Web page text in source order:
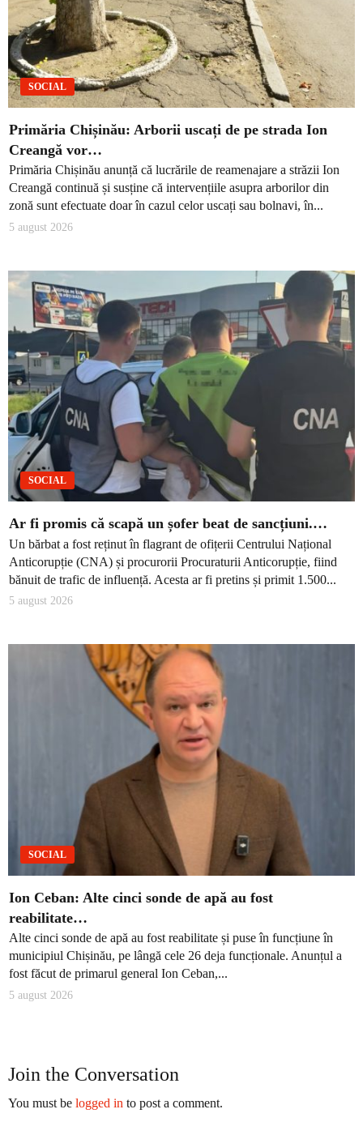
SOCIAL
Primăria Chișinău: Arborii uscați de pe strada Ion
Creangă vor…
Primăria Chișinău anunță că lucrările de reamenajare a străzii Ion
Creangă continuă și susține că intervențiile asupra arborilor din
zonă sunt efectuate doar în cazul celor uscați sau bolnavi, în...
5 august 2026
SOCIAL
Ar fi promis că scapă un șofer beat de sancțiuni.…
Un bărbat a fost reținut în flagrant de ofițerii Centrului Național
Anticorupție (CNA) și procurorii Procuraturii Anticorupție, fiind
bănuit de trafic de influență. Acesta ar fi pretins și primit 1.500...
5 august 2026
SOCIAL
Ion Ceban: Alte cinci sonde de apă au fost
reabilitate…
Alte cinci sonde de apă au fost reabilitate și puse în funcțiune în
municipiul Chișinău, pe lângă cele 26 deja funcționale. Anunțul a
fost făcut de primarul general Ion Ceban,...
5 august 2026
Join the Conversation
You must be logged in to post a comment.